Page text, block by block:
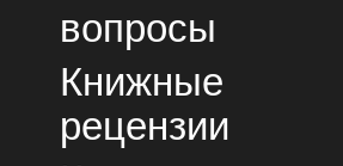
вопросы
Книжные
рецензии